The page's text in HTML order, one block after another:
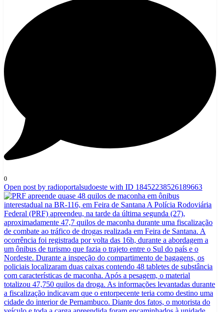
0
Open post by radioportalsudoeste with ID 18452238526189663